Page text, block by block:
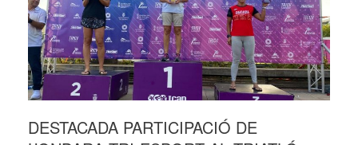
DESTACADA PARTICIPACIÓ DE